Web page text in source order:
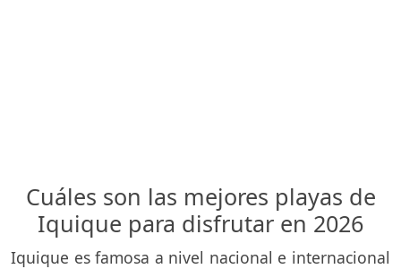
Cuáles son las mejores playas de
Iquique para disfrutar en 2026
Iquique es famosa a nivel nacional e internacional